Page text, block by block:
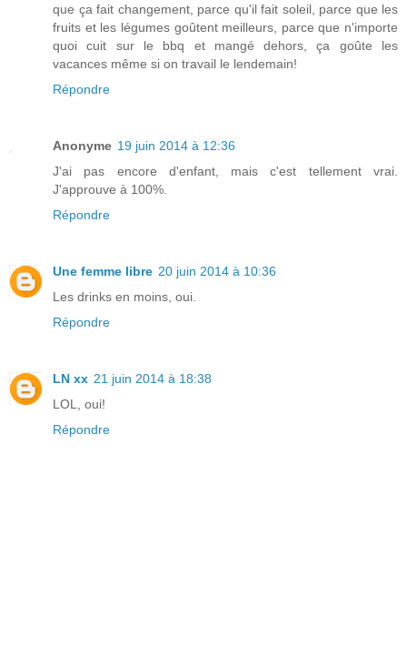
que ça fait changement, parce qu'il fait soleil, parce que les
fruits et les légumes goûtent meilleurs, parce que n'importe
quoi cuit sur le bbq et mangé dehors, ça goûte les
vacances même si on travail le lendemain!
Répondre
Anonyme 19 juin 2014 à 12:36
J'ai pas encore d'enfant, mais c'est tellement vrai.
J'approuve à 100%.
Répondre
Une femme libre 20 juin 2014 à 10:36
Les drinks en moins, oui.
Répondre
LN xx 21 juin 2014 à 18:38
LOL, oui!
Répondre